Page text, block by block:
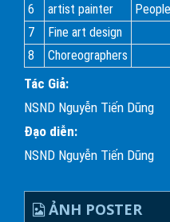
6
artist painter
7
Fine art design
8
Choreographers
Tác Giả:
NSND Nguyễn Tiến Dũng
Đạo diễn:
NSND Nguyễn Tiến Dũng
ẢNH POSTER